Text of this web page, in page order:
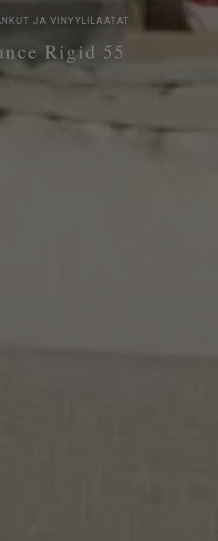
JA VINYYLILAATAT
Rigid 55